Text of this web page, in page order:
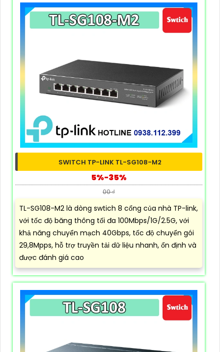
SWITCH TP-LINK TL-SG108-M2
5%-35%
00 ₫
TL-SG108-M2 là dòng swtich 8 cổng của nhà TP-link,
với tốc độ băng thông tối đa 100Mbps/1G/2.5G, với
khả năng chuyển mạch 40Gbps, tốc độ chuyển gói
29,8Mpps, hỗ trợ truyền tải dữ liệu nhanh, ổn định và
được đánh giá cao